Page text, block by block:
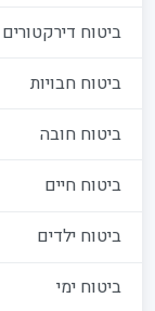
ביטוח דירקטורים
ביטוח חבויות
ביטוח חובה
ביטוח חיים
ביטוח ילדים
ביטוח ימי